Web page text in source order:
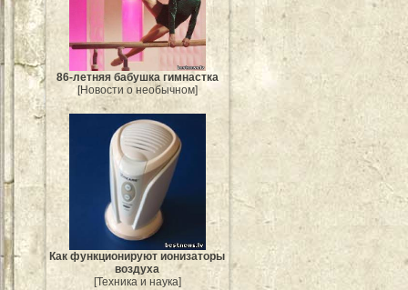
86-летняя бабушка гимнастка
[Новости о необычном]
Как функционируют ионизаторы
воздуха
[Техника и наука]